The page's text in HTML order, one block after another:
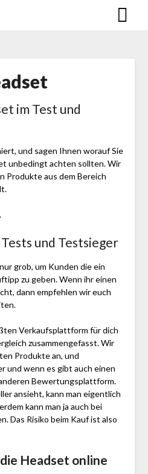
im Test und
und sagen Ihnen worauf Sie
unbedingt achten sollten. Wir
Produkte aus dem Bereich
und Testsieger
grob, um Kunden die ein
zu geben. Wenn ihr einen
dann empfehlen wir euch
Verkaufsplattform für dich
zusammengefasst. Wir
Produkte an, und
und wenn es gibt auch einen
Bewertungsplattform.
ansieht, kann man eigentlich
kann man ja auch bei
Das Risiko beim Kauf ist also
Headset online